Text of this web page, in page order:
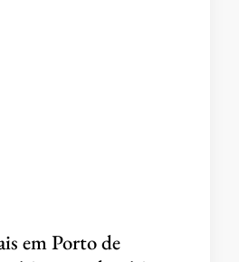
em Porto de